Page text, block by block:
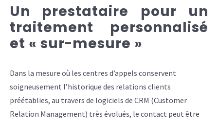
Un prestataire pour un
traitement personnalisé
et « sur-mesure »
Dans la mesure où les centres d’appels conservent
soigneusement l’historique des relations clients
préétablies, au travers de logiciels de CRM (Customer
Relation Management) très évolués, le contact peut être